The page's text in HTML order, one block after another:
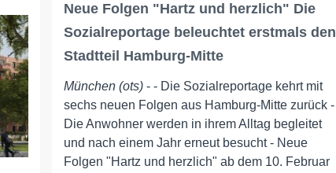
Neue Folgen "Hartz und herzlich" Die
Sozialreportage beleuchtet erstmals den
Stadtteil Hamburg-Mitte
München (ots)- - Die Sozialreportage kehrt mit
sechs neuen Folgen aus Hamburg-Mitte zurück -
Die Anwohner werden in ihrem Alltag begleitet
und nach einem Jahr erneut besucht - Neue
Folgen "Hartz und herzlich" ab dem 10. Februar